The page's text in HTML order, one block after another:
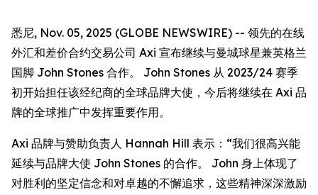
悉尼, Nov. 05, 2025 (GLOBE NEWSWIRE) -- 领先的在线
外汇和差价合约交易公司 Axi 宣布继续与曼城球星兼英格兰
国脚 John Stones 合作。 John Stones 从 2023/24 赛季
初开始担任该经纪商的全球品牌大使，今后将继续在 Axi 品
牌的全球推广中发挥重要作用。
Axi 品牌与赞助负责人 Hannah Hill 表示：“我们很高兴能
延续与品牌大使 John Stones 的合作。 John 身上体现了
对胜利的坚定信念和对卓越的不懈追求，这些精神深深激励